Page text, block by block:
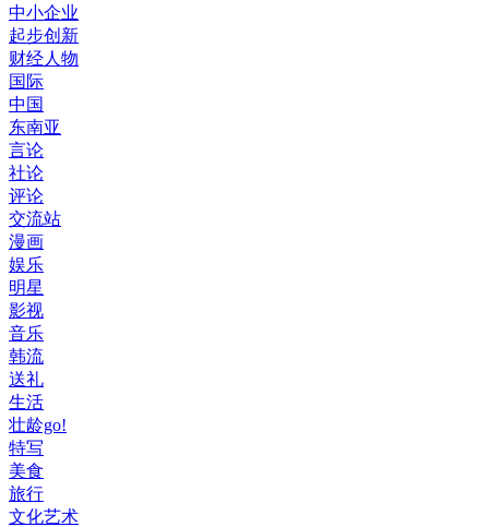
中小企业
起步创新
财经人物
国际
中国
东南亚
言论
社论
评论
交流站
漫画
娱乐
明星
影视
音乐
韩流
送礼
生活
壮龄go!
特写
美食
旅行
文化艺术